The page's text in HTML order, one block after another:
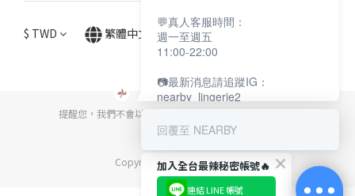
$ TWD 繁體中文
提醒您，我們不會以電話或簡訊方式通知變更付款方式。
Copyright© [2024][NEARBY]
加入全台最辣秘密帳號🔥
連結 LINE 帳號
💬真人客服時間：
週一至週五
11:00-22:00
📷最新消息請追蹤IG：
nearby_lingerie2
回覆至 NEARBY